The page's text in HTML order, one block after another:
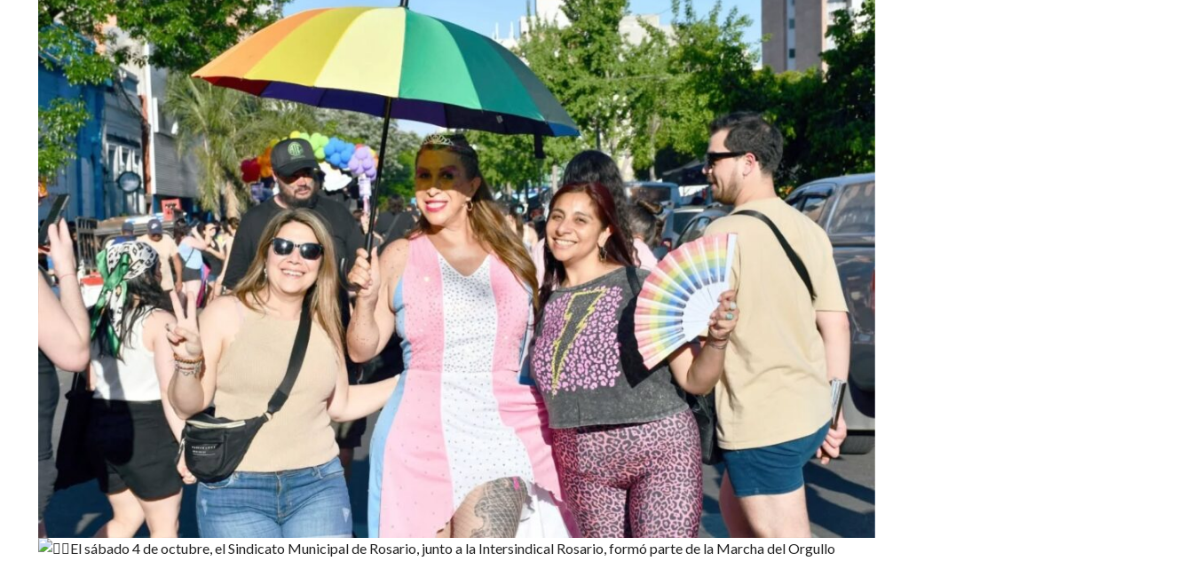
El sábado 4 de octubre, el Sindicato Municipal de Rosario, junto a la Intersindical Rosario, formó parte de la Marcha del Orgullo